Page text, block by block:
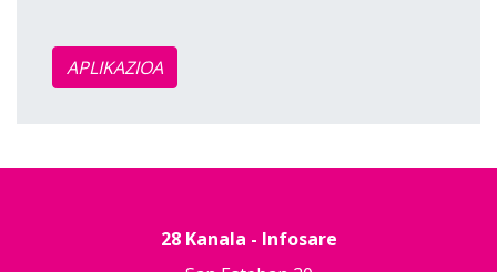
APLIKAZIOA
28 Kanala - Infosare